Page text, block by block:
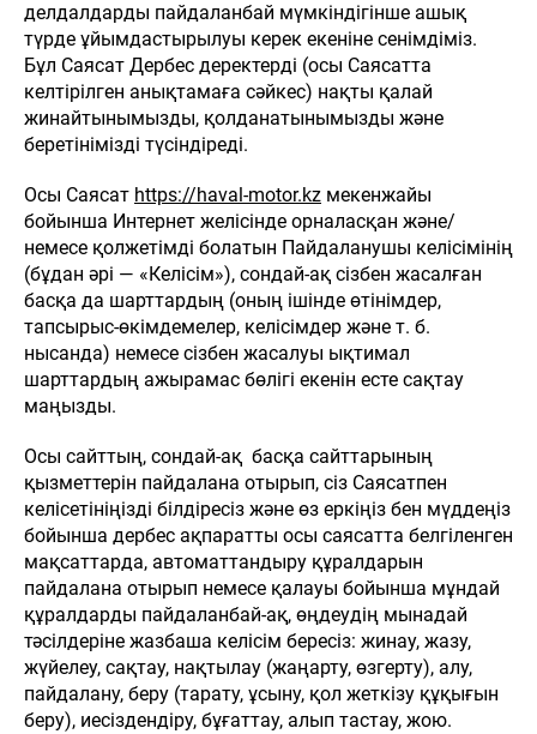
делдалдарды пайдаланбай мүмкіндігінше ашық
түрде ұйымдастырылуы керек екеніне сенімдіміз.
Бұл Саясат Дербес деректерді (осы Саясатта
келтірілген анықтамаға сәйкес) нақты қалай
жинайтынымызды, қолданатынымызды және
беретінімізді түсіндіреді.
Осы Саясат https://haval-motor.kz мекенжайы
бойынша Интернет желісінде орналасқан және/
немесе қолжетімді болатын Пайдаланушы келісімінің
(бұдан әрі — «Келісім»), сондай-ақ сізбен жасалған
басқа да шарттардың (оның ішінде өтінімдер,
тапсырыс-өкімдемелер, келісімдер және т. б.
нысанда) немесе сізбен жасалуы ықтимал
шарттардың ажырамас бөлігі екенін есте сақтау
маңызды.
Осы сайттың, сондай-ақ басқа сайттарының
қызметтерін пайдалана отырып, сіз Саясатпен
келісетініңізді білдіресіз және өз еркіңіз бен мүддеңіз
бойынша дербес ақпаратты осы саясатта белгіленген
мақсаттарда, автоматтандыру құралдарын
пайдалана отырып немесе қалауы бойынша мұндай
құралдарды пайдаланбай-ақ, өңдеудің мынадай
тәсілдеріне жазбаша келісім бересіз: жинау, жазу,
жүйелеу, сақтау, нақтылау (жаңарту, өзгерту), алу,
пайдалану, беру (тарату, ұсыну, қол жеткізу құқығын
беру), иесіздендіру, бұғаттау, алып тастау, жою.